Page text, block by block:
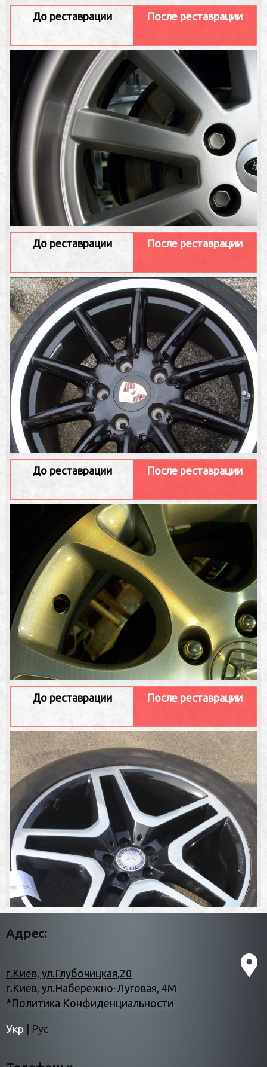
После реставрации
До реставрации
После реставрации
До реставрации
После реставрации
До реставрации
После реставрации
До реставрации
Адрес:
г.Киев, ул.Глубочицкая,20
г.Киев, ул.Набережно-Луговая, 4М
*Политика Конфиденциальности
Укр Рус